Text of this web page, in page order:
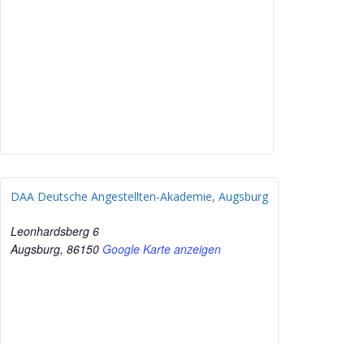
DAA Deutsche Angestellten-Akademie, Augsburg
Leonhardsberg 6
Augsburg, 86150 Google Karte anzeigen